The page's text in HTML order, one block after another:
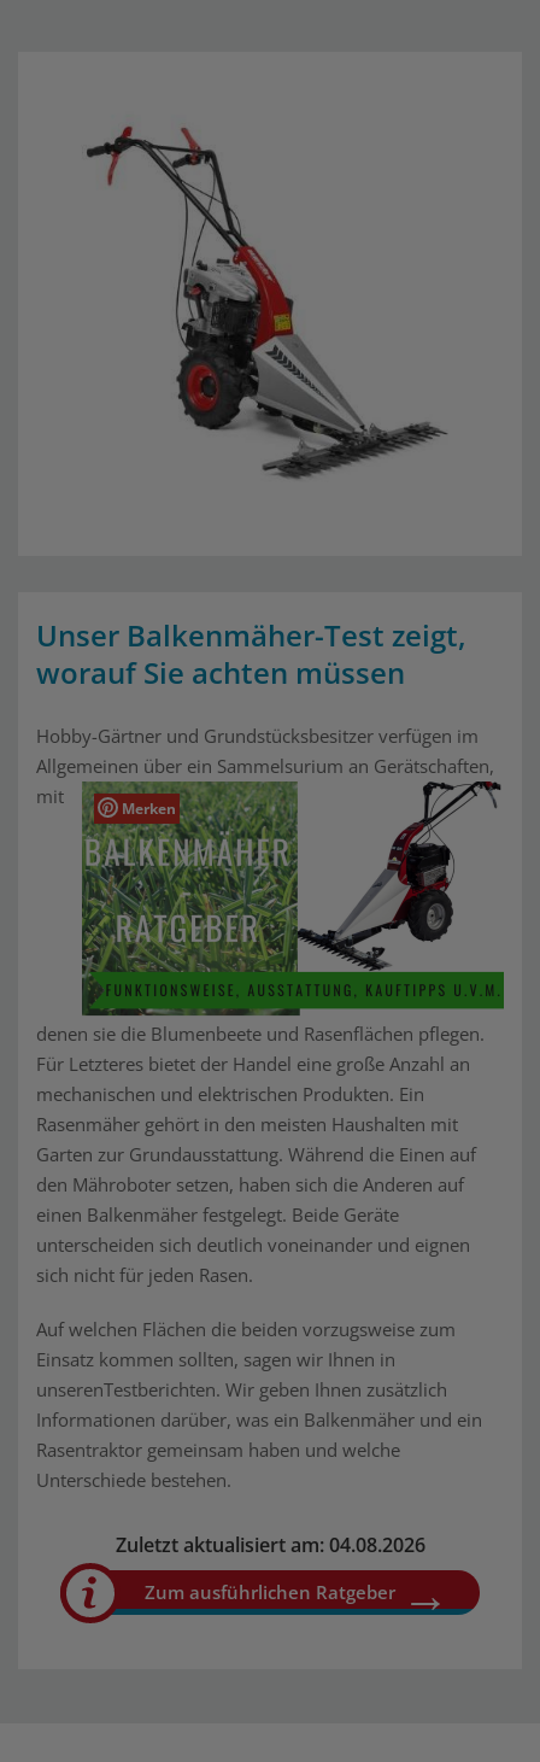
Unser Balkenmäher-Test zeigt,
worauf Sie achten müssen
Hobby-Gärtner und Grundstücksbesitzer verfügen im
Allgemeinen über ein Sammelsurium an Gerätschaften,
Merken
mit
denen sie die Blumenbeete und Rasenflächen pflegen.
Für Letzteres bietet der Handel eine große Anzahl an
mechanischen und elektrischen Produkten. Ein
Rasenmäher gehört in den meisten Haushalten mit
Garten zur Grundausstattung. Während die Einen auf
den Mähroboter setzen, haben sich die Anderen auf
einen Balkenmäher festgelegt. Beide Geräte
unterscheiden sich deutlich voneinander und eignen
sich nicht für jeden Rasen.
Auf welchen Flächen die beiden vorzugsweise zum
Einsatz kommen sollten, sagen wir Ihnen in
unserenTestberichten. Wir geben Ihnen zusätzlich
Informationen darüber, was ein Balkenmäher und ein
Rasentraktor gemeinsam haben und welche
Unterschiede bestehen.
Zuletzt aktualisiert am: 04.08.2026
Zum ausführlichen Ratgeber